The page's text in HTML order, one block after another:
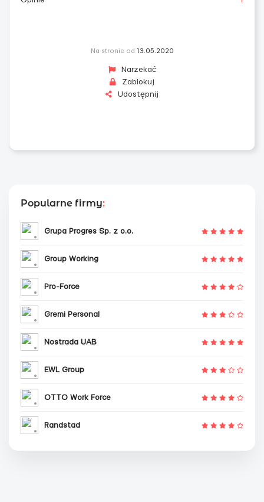
Na stronie od 13.05.2020
Narzekać
Zablokuj
Udostępnij
Popularne firmy:
Grupa Progres Sp. z o.o.
Group Working
Pro-Force
Gremi Personal
Nostrada UAB
EWL Group
OTTO Work Force
Randstad